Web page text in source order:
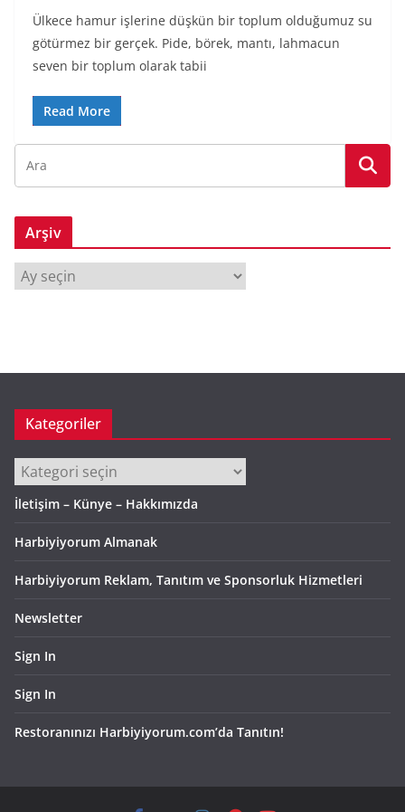
Ülkece hamur işlerine düşkün bir toplum olduğumuz su
götürmez bir gerçek. Pide, börek, mantı, lahmacun
seven bir toplum olarak tabii
Read More
Arşiv
r
Kategoriler
Kategoriler
İletişim – Künye – Hakkımızda
Harbiyiyorum Almanak
Harbiyiyorum Reklam, Tanıtım ve Sponsorluk Hizmetleri
Newsletter
Sign In
Sign In
Restoranınızı Harbiyiyorum.com’da Tanıtın!